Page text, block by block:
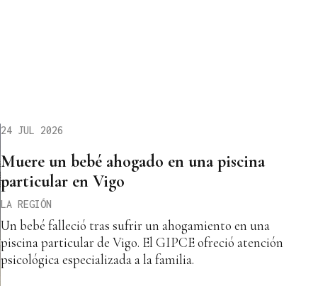
24 JUL 2026
Muere un bebé ahogado en una piscina
particular en Vigo
LA REGIÓN
Un bebé falleció tras sufrir un ahogamiento en una
piscina particular de Vigo. El GIPCE ofreció atención
psicológica especializada a la familia.